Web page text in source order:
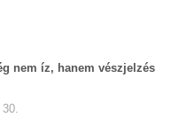
nem íz, hanem vészjelzés